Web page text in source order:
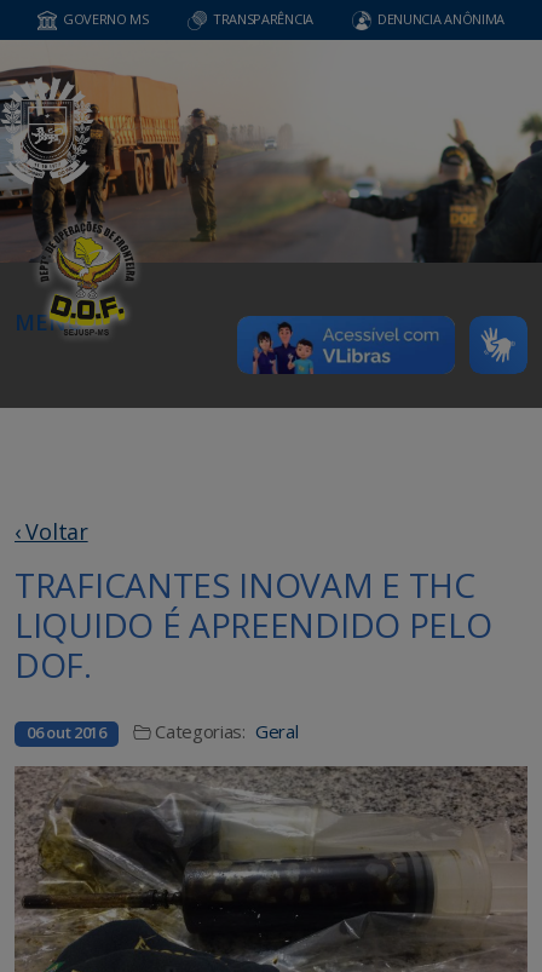
GOVERNO MS TRANSPARÊNCIA DENUNCIA ANÔNIMA
MENU
‹ Voltar
TRAFICANTES INOVAM E THC
LIQUIDO É APREENDIDO PELO
DOF.
06 out 2016 Categorias: Geral